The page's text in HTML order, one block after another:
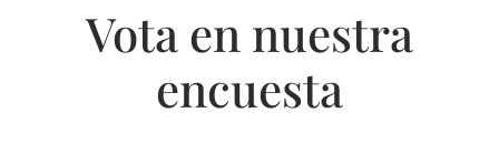
Vota en nuestra
encuesta